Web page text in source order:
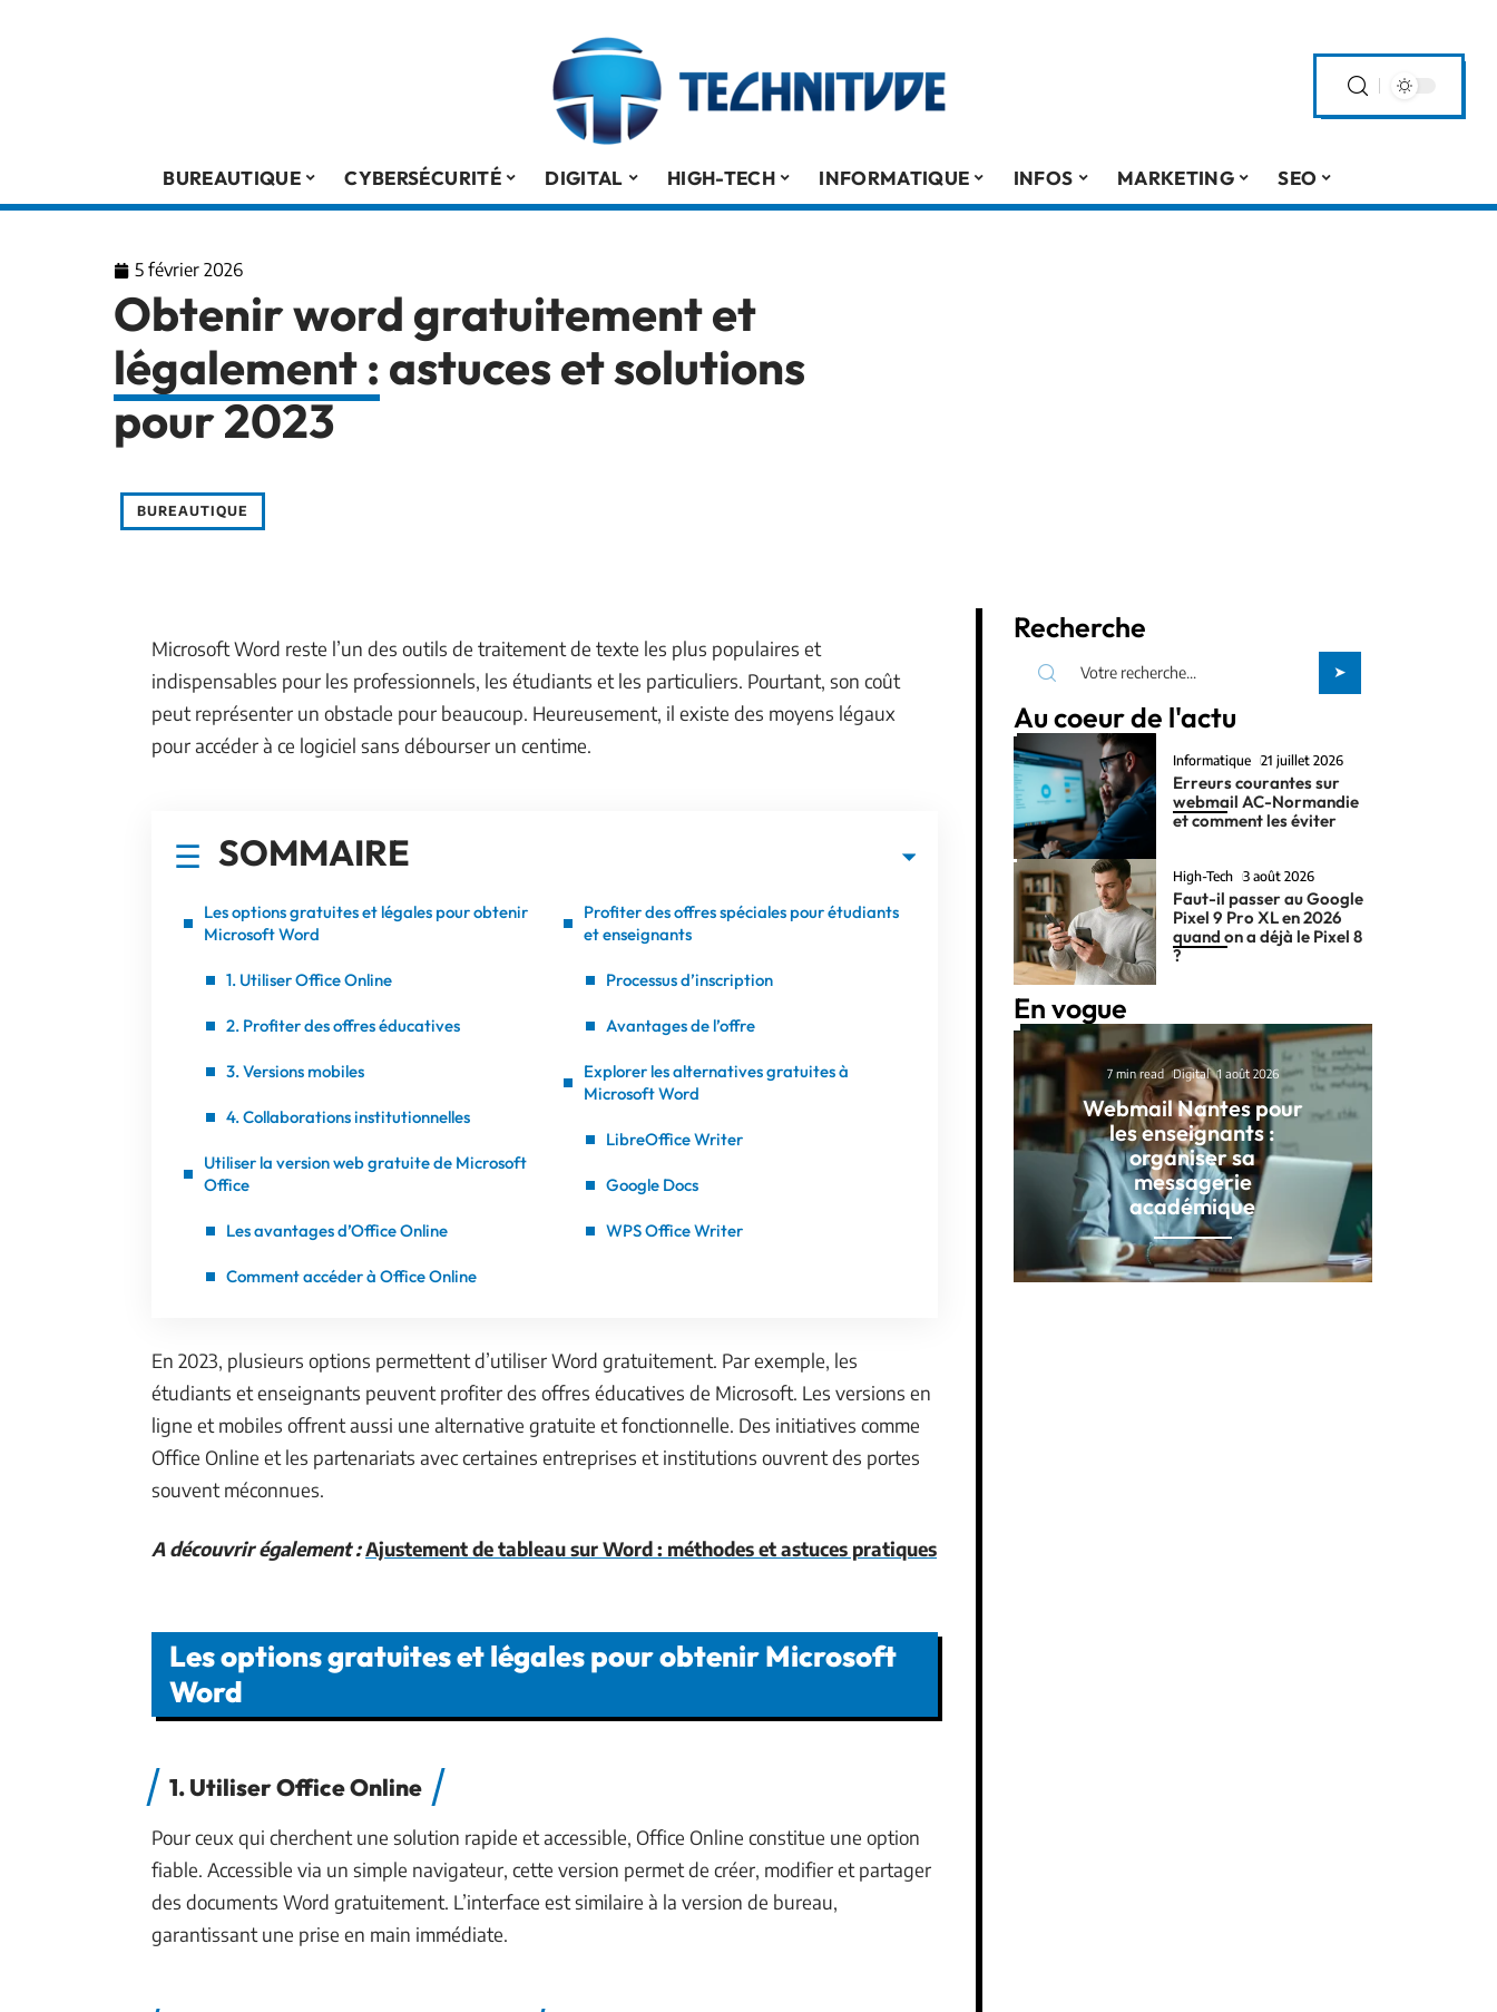
BUREAUTIQUE CYBERSÉCURITÉ DIGITAL HIGH-TECH INFORMATIQUE INFOS MARKETING SEO
5 février 2026
Obtenir word gratuitement et
légalement : astuces et solutions
pour 2023
BUREAUTIQUE
Microsoft Word reste l’un des outils de traitement de texte les plus populaires et
indispensables pour les professionnels, les étudiants et les particuliers. Pourtant, son coût
peut représenter un obstacle pour beaucoup. Heureusement, il existe des moyens légaux
pour accéder à ce logiciel sans débourser un centime.
SOMMAIRE
Les options gratuites et légales pour obtenir
Microsoft Word
1. Utiliser Office Online
2. Profiter des offres éducatives
3. Versions mobiles
4. Collaborations institutionnelles
Utiliser la version web gratuite de Microsoft
Office
Les avantages d’Office Online
Comment accéder à Office Online
Profiter des offres spéciales pour étudiants
et enseignants
Processus d’inscription
Avantages de l’offre
Explorer les alternatives gratuites à
Microsoft Word
LibreOffice Writer
Google Docs
WPS Office Writer
En 2023, plusieurs options permettent d’utiliser Word gratuitement. Par exemple, les
étudiants et enseignants peuvent profiter des offres éducatives de Microsoft. Les versions en
ligne et mobiles offrent aussi une alternative gratuite et fonctionnelle. Des initiatives comme
Office Online et les partenariats avec certaines entreprises et institutions ouvrent des portes
souvent méconnues.
A découvrir également :Ajustement de tableau sur Word : méthodes et astuces pratiques
Les options gratuites et légales pour obtenir Microsoft
Word
1. Utiliser Office Online
Pour ceux qui cherchent une solution rapide et accessible, Office Online constitue une option
fiable. Accessible via un simple navigateur, cette version permet de créer, modifier et partager
des documents Word gratuitement. L’interface est similaire à la version de bureau,
garantissant une prise en main immédiate.
Recherche
Au coeur de l'actu
Informatique 21 juillet 2026
Erreurs courantes sur
webmail AC-Normandie
et comment les éviter
High-Tech 3 août 2026
Faut-il passer au Google
Pixel 9 Pro XL en 2026
quand on a déjà le Pixel 8
?
En vogue
7 min read Digital 1 août 2026
Webmail Nantes pour
les enseignants :
organiser sa
messagerie
académique